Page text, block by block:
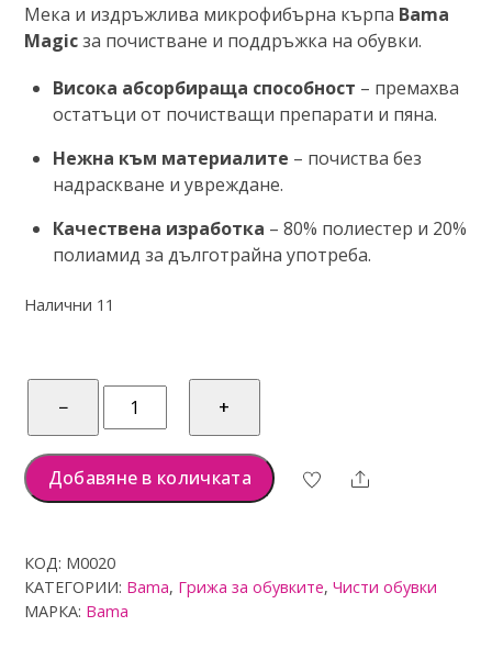
ц
е
н
н
о
Мека и издръжлива микрофибърна кърпа Bama
Magicза почистване и поддръжка на обувки.
Висока абсорбираща способност – премахва
остатъци от почистващи препарати и пяна.
Нежна към материалите – почиства без
надраскване и увреждане.
Качествена изработка – 80% полиестер и 20%
полиамид за дълготрайна употреба.
Налични 11
−
количество
Magic
микрофибърна
бяла
+
Добавяне в количката Share
КОД: M0020
КАТЕГОРИИ: Bama, Грижа за обувките,Чисти обувки
МАРКА: Bama